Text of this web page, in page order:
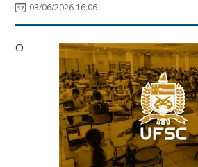
03/06/2026 16:06
O